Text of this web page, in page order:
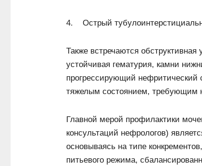
4. Острый
Также встречаются
устойчивая гематурия, камни
прогрессирующий
тяжелым состоянием, требующим
Главной мерой профилактики
консультаций нефрологов)
основываясь на типе
питьевого режима,